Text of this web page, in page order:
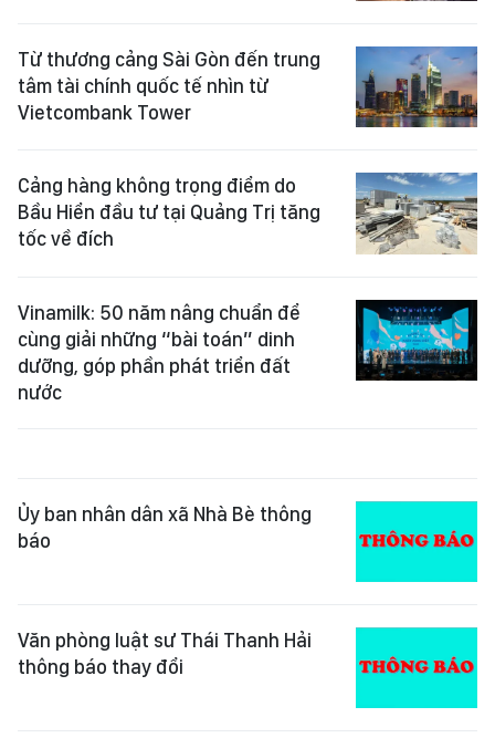
Từ thương cảng Sài Gòn đến trung
tâm tài chính quốc tế nhìn từ
Vietcombank Tower
Cảng hàng không trọng điểm do
Bầu Hiển đầu tư tại Quảng Trị tăng
tốc về đích
Vinamilk: 50 năm nâng chuẩn để
cùng giải những “bài toán” dinh
dưỡng, góp phần phát triển đất
nước
Ủy ban nhân dân xã Nhà Bè thông
báo
Văn phòng luật sư Thái Thanh Hải
thông báo thay đổi